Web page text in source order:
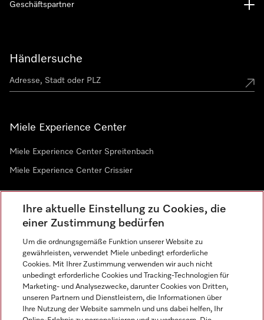
Händlersuche
Miele Experience Center
Miele Experience Center Spreitenbach
Miele Experience Center Crissier
Newsletter
Sprache
Geschäftspartner
Ihre aktuelle Einstellung zu Cookies, die
einer Zustimmung bedürfen
Um die ordnungsgemäße Funktion unserer Website zu
gewährleisten, verwendet Miele unbedingt erforderliche
Cookies. Mit Ihrer Zustimmung verwenden wir auch nicht
unbedingt erforderliche Cookies und Tracking-Technologien für
Marketing- und Analysezwecke, darunter Cookies von Dritten,
unseren Partnern und Dienstleistern, die Informationen über
Ihre Nutzung der Website sammeln und uns dabei helfen, Ihr